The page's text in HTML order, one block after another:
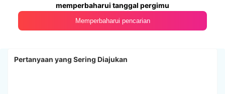
memperbaharui tanggal pergimu
Memperbaharui pencarian
Pertanyaan yang Sering Diajukan